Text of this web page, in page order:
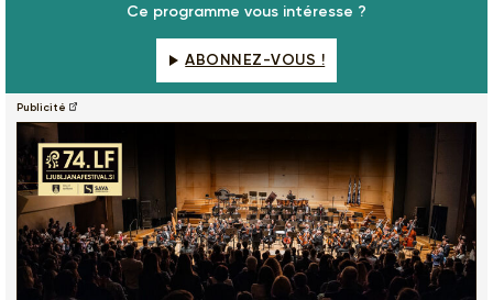
Ce programme vous intéresse ?
ABONNEZ-VOUS !
Publicité